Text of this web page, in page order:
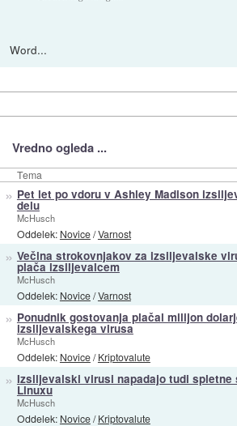
Word...
Vredno ogleda ...
Tema
» Pet let po vdoru v Ashley Madison
delu
McHusch
Oddelek: Novice/Varnost
» Večina strokovnjakov za izsiljevalske
plača izsiljevalcem
McHusch
Oddelek: Novice/Varnost
» Ponudnik gostovanja plačal milijon
izsiljevalskega virusa
McHusch
Oddelek: Novice/Kriptovalute
» Izsiljevalski virusi napadajo tudi spletne
Linuxu
McHusch
Oddelek: Novice/Kriptovalute